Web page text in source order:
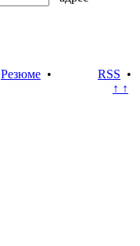
Резюме •
RSS •
↑ ↑